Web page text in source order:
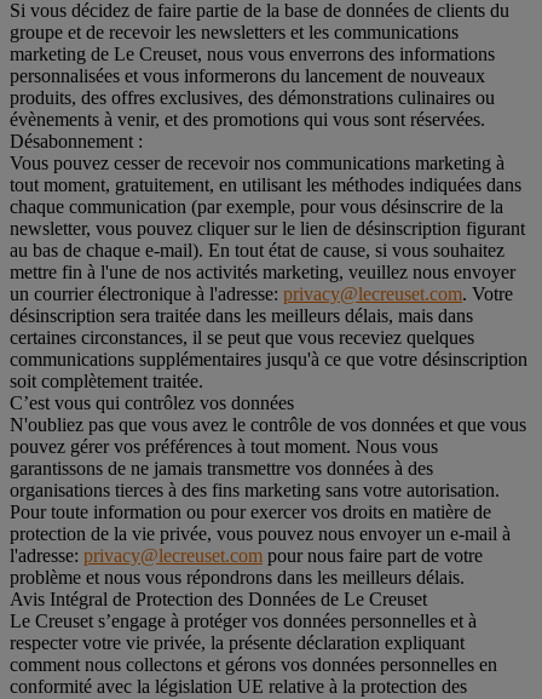
Si vous décidez de faire partie de la base de données de clients du
groupe et de recevoir les newsletters et les communications
marketing de Le Creuset, nous vous enverrons des informations
personnalisées et vous informerons du lancement de nouveaux
produits, des offres exclusives, des démonstrations culinaires ou
évènements à venir, et des promotions qui vous sont réservées.
Désabonnement :
Vous pouvez cesser de recevoir nos communications marketing à
tout moment, gratuitement, en utilisant les méthodes indiquées dans
chaque communication (par exemple, pour vous désinscrire de la
newsletter, vous pouvez cliquer sur le lien de désinscription figurant
au bas de chaque e-mail). En tout état de cause, si vous souhaitez
mettre fin à l'une de nos activités marketing, veuillez nous envoyer
un courrier électronique à l'adresse: privacy@lecreuset.com. Votre
désinscription sera traitée dans les meilleurs délais, mais dans
certaines circonstances, il se peut que vous receviez quelques
communications supplémentaires jusqu'à ce que votre désinscription
soit complètement traitée.
C’est vous qui contrôlez vos données
N'oubliez pas que vous avez le contrôle de vos données et que vous
pouvez gérer vos préférences à tout moment. Nous vous
garantissons de ne jamais transmettre vos données à des
organisations tierces à des fins marketing sans votre autorisation.
Pour toute information ou pour exercer vos droits en matière de
protection de la vie privée, vous pouvez nous envoyer un e-mail à
l'adresse: privacy@lecreuset.com pour nous faire part de votre
problème et nous vous répondrons dans les meilleurs délais.
Avis Intégral de Protection des Données de Le Creuset
Le Creuset s’engage à protéger vos données personnelles et à
respecter votre vie privée, la présente déclaration expliquant
comment nous collectons et gérons vos données personnelles en
conformité avec la législation UE relative à la protection des